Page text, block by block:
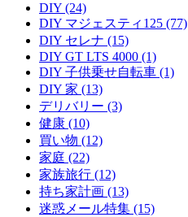
DIY (24)
DIY マジェスティ125 (77)
DIY セレナ (15)
DIY GT LTS 4000 (1)
DIY 子供乗せ自転車 (1)
DIY 家 (13)
デリバリー (3)
健康 (10)
買い物 (12)
家庭 (22)
家族旅行 (12)
持ち家計画 (13)
迷惑メール特集 (15)